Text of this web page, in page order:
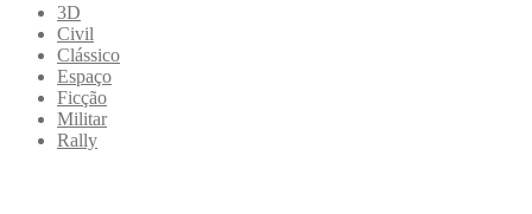
3D
Civil
Clássico
Espaço
Ficção
Militar
Rally